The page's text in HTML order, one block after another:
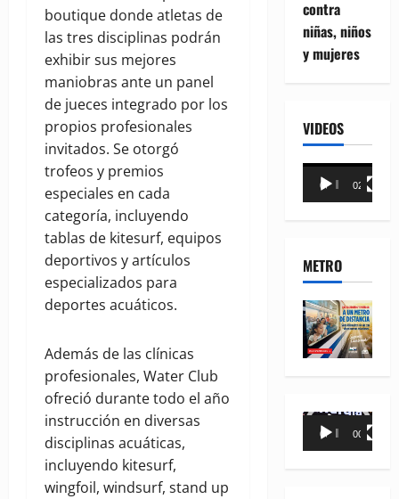
boutique donde atletas de
las tres disciplinas podrán
exhibir sus mejores
maniobras ante un panel
de jueces integrado por los
propios profesionales
invitados. Se otorgó
trofeos y premios
especiales en cada
categoría, incluyendo
tablas de kitesurf, equipos
deportivos y artículos
especializados para
deportes acuáticos.
Además de las clínicas
profesionales, Water Club
ofreció durante todo el año
instrucción en diversas
disciplinas acuáticas,
incluyendo kitesurf,
wingfoil, windsurf, stand up
contra
niñas, niños
y mujeres
VIDEOS
Reproductor
00:00 02:18
METRO
Reproductor
00:00 00:35